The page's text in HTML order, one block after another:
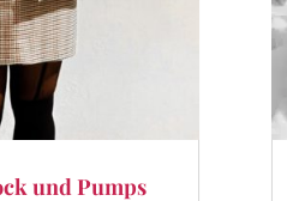
und Pumps